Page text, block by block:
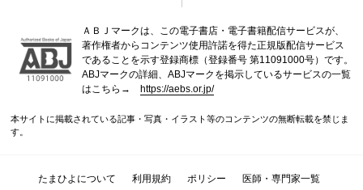
ＡＢＪマークは、この電子書店・電子書籍配信サービスが、
著作権者からコンテンツ使用許諾を得た正規版配信サービス
であることを示す登録商標（登録番号 第11091000号）です。
ABJマークの詳細、ABJマークを掲示しているサービスの一覧
はこちら→ https://aebs.or.jp/
本サイトに掲載されている記事・写真・イラスト等のコンテンツの無断転載を禁じま
す。
たまひよについて 利用規約 ポリシー 医師・専門家一覧